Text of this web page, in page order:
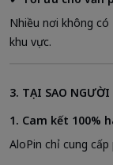
Nhiều nơi không có
khu vực.
3. TẠI SAO NGƯỜI
1. Cam kết 100%
AloPin chỉ cung